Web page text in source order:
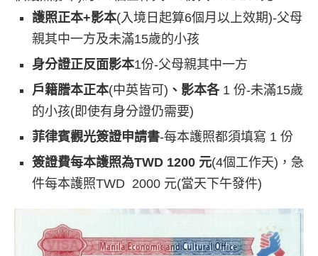
護照正本+影本(入境日起算6個月以上效期)-父母
親其中一方及未滿15歲的小孩
身分證正反面影本1份-父母親其中一方
戶籍謄本正本(中英皆可) 、影本各 1 份-未滿15歲
的小孩(即使有身分證仍需要)
菲律賓觀光簽證申請書-每本護照都須填寫 1 份
簽證費每本護照為TWD 1200 元(4個工作天)，急
件每本護照TWD 2000 元(當天下午發件)